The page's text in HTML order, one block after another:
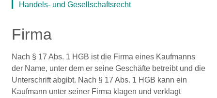
Handels- und Gesellschaftsrecht
Firma
Nach § 17 Abs. 1 HGB ist die Firma eines Kaufmanns
der Name, unter dem er seine Geschäfte betreibt und die
Unterschrift abgibt. Nach § 17 Abs. 1 HGB kann ein
Kaufmann unter seiner Firma klagen und verklagt